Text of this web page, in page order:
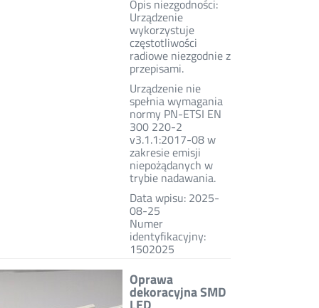
Opis niezgodności:
Urządzenie
wykorzystuje
częstotliwości
radiowe niezgodnie z
przepisami.
Urządzenie nie
spełnia wymagania
normy PN-ETSI EN
300 220-2
v3.1.1:2017-08 w
zakresie emisji
niepożądanych w
trybie nadawania.
Data wpisu: 2025-
08-25
Numer
identyfikacyjny:
1502025
Oprawa
dekoracyjna SMD